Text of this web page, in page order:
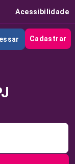
Acessibilidade
Cadastrar